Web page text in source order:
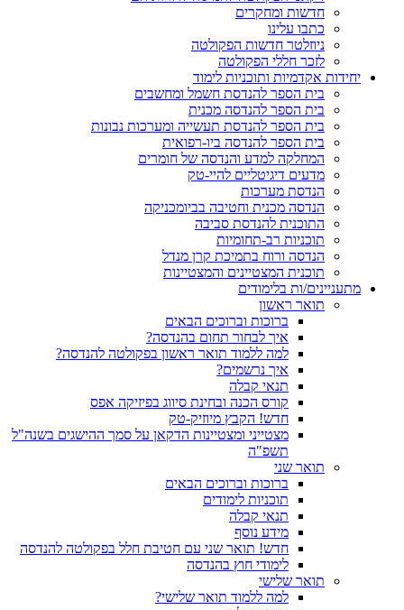
חדשות ומחקרים
כתבו עלינו
ניוזלטר חדשות הפקולטה
לזכר חללי הפקולטה
יחידות אקדמיות ותוכניות לימוד
בית הספר להנדסת חשמל ומחשבים
בית הספר להנדסה מכנית
בית הספר להנדסת תעשייה ומערכות נבונות
בית הספר להנדסה ביו-רפואית
המחלקה למדע והנדסה של חומרים
מדעים דיגיטליים להיי-טק
הנדסת מערכות
הנדסה מכנית וחטיבה בביומכניקה
התוכנית להנדסת סביבה
תוכניות רב-תחומיות
הנדסה ורוח בתמיכת קרן מנדל
תוכנית המצטיינים והמצטיינות
מתעניינים/ות בלימודים
תואר ראשון
ברוכות וברוכים הבאים
איך לבחור תחום בהנדסה?
למה ללמוד תואר ראשון בפקולטה להנדסה?
איך נרשמים?
תנאי קבלה
קורס הכנה ובחינת סיווג בפיזיקה אפס
חדש! הקבץ מיוזיק-טק
מצטייני ומצטיינות הדקאן על סמך ההישגים בשנה"ל
תשפ"ה
תואר שני
ברוכות וברוכים הבאים
תוכניות לימודים
תנאי קבלה
מידע נוסף
חדש! תואר שני עם חטיבת חלל בפקולטה להנדסה
לימודי חוץ בהנדסה
תואר שלישי
למה ללמוד תואר שלישי?